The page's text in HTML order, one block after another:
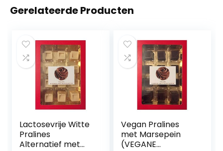
Gerelateerde Producten
Lactosevrije Witte
Pralines
Alternatief met
Vegan Pralines
met Marsepein
(VEGANE